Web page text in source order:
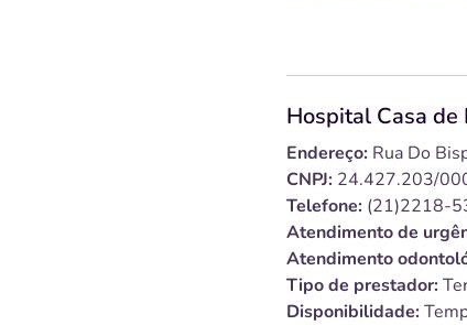
Hospital Casa
Endereço: Rua Do
CNPJ: 24.427.203/
Telefone: (21)2218-
Atendimento de
Atendimento
Tipo de prestador:
Disponibilidade: